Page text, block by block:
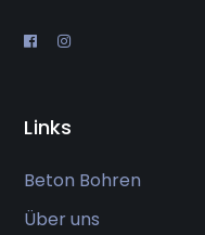
Links
Beton Bohren
Über uns